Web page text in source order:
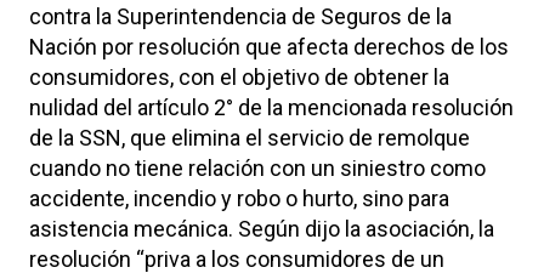
contra la Superintendencia de Seguros de la
Nación por resolución que afecta derechos de los
consumidores, con el objetivo de obtener la
nulidad del artículo 2° de la mencionada resolución
de la SSN, que elimina el servicio de remolque
cuando no tiene relación con un siniestro como
accidente, incendio y robo o hurto, sino para
asistencia mecánica. Según dijo la asociación, la
resolución “priva a los consumidores de un